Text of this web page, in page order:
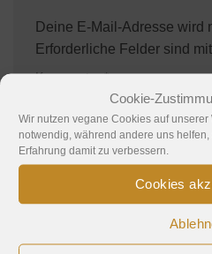
Cookie-
Wir nutzen vegane Cookies auf
notwendig, während andere uns
Erfahrung damit zu verbessern.
Cookies
Deine E-Mail-Adresse wird
Erforderliche Felder sind mit
Kommentar*